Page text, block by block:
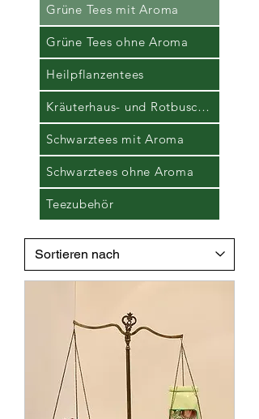
Grüne Tees mit Aroma
Grüne Tees ohne Aroma
Heilpflanzentees
Kräuterhaus- und Rotbuschtees
Schwarztees mit Aroma
Schwarztees ohne Aroma
Teezubehör